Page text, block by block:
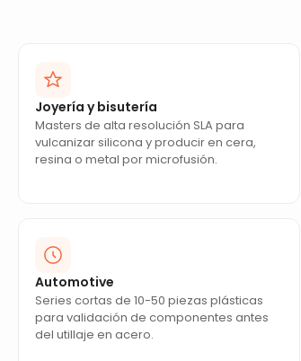
Joyería y bisutería
Masters de alta resolución SLA para
vulcanizar silicona y producir en cera,
resina o metal por microfusión.
Automotive
Series cortas de 10-50 piezas plásticas
para validación de componentes antes
del utillaje en acero.